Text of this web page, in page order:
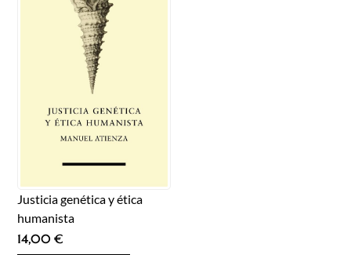
Justicia genética y ética
humanista
14,00€